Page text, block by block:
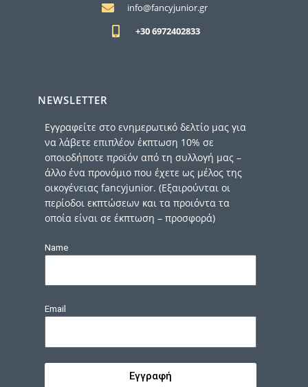
info@fancyjunior.gr
+30 6972402833
NEWSLETTER
Εγγραφείτε στο ενημερωτικό δελτίο μας για
να λάβετε επιπλέον έκπτωση 10% σε
οποιοδήποτε προϊόν από τη συλλογή μας –
άλλο ένα προνόμιο που έχετε ως μέλος της
οικογένειας fancyjunior. (Εξαιρούνται οι
περίοδοι εκπτώσεων και τα προιόντα τα
οποία είναι σε έκπτωση – προσφορά)
Name
Email
Εγγραφή